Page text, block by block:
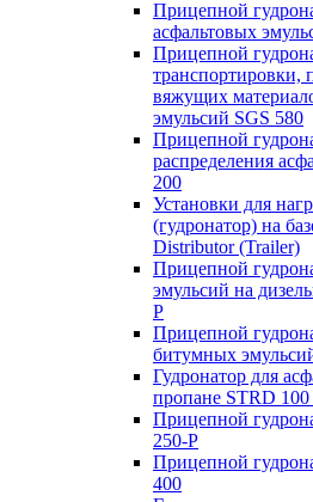
Прицепной
асфальтовых
Прицепной
транспортировки,
вяжущих
эмульсий SGS 580
Прицепной
распределения
200
Установки для
(гудронатор) на
Distributor (Trailer)
Прицепной
эмульсий на
Р
Прицепной
битумных
Гудронатор для
пропане STRD 100
Прицепной
250-P
Прицепной
400